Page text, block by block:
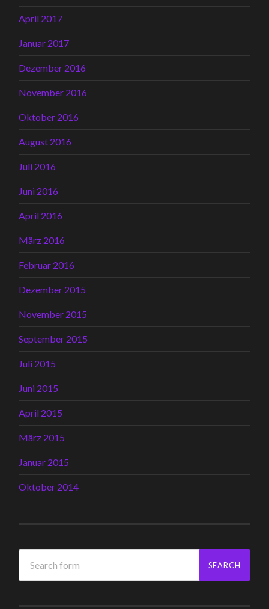
April 2017
Januar 2017
Dezember 2016
November 2016
Oktober 2016
August 2016
Juli 2016
Juni 2016
April 2016
März 2016
Februar 2016
Dezember 2015
November 2015
September 2015
Juli 2015
Juni 2015
April 2015
März 2015
Januar 2015
Oktober 2014